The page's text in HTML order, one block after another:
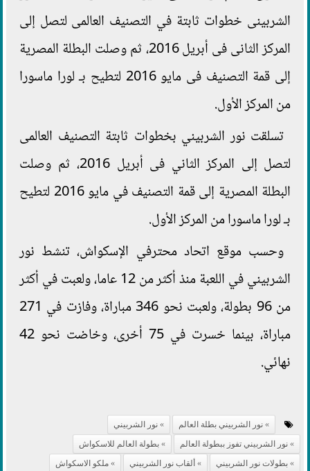
الشربينى خطوات ثابتة في التصنيف العالمى لتصل إلى
المركز الثانى فى أبريل 2016، ثم وصلت البطلة المصرية
إلى قمة التصنيف فى مايو 2016 لتطيح بـ لورا ماسورا
من المركز الأول.
تسلقت نور الشربيني بخطوات ثابتة التصنيف العالمى
لتصل إلى المركز الثاني فى أبريل 2016، ثم وصلت
البطلة المصرية إلى قمة التصنيف في مايو 2016 لتطيح
بـ لورا ماسورا من المركز الأول.
وحسب موقع اتحاد محترفي الإسكواش، تنشط نور
الشربيني في اللعبة منذ أكثر من 12 عاما، ولعبت في أكثر
من 96 بطولة، ولعبت نحو 346 مباراة، وفازت في 271
مباراة، بينما خسرت في 75 أخرى، وخاضت نحو 42
نهائي.
نور الشربيني بطلة العالم
نور الشربيني
نور الشربيني تفوز ببطولة العالم
بطولة العالم للاسكواش
بطولات نور الشربيني
ألقاب نور الشربيني ملكو الاسكواش